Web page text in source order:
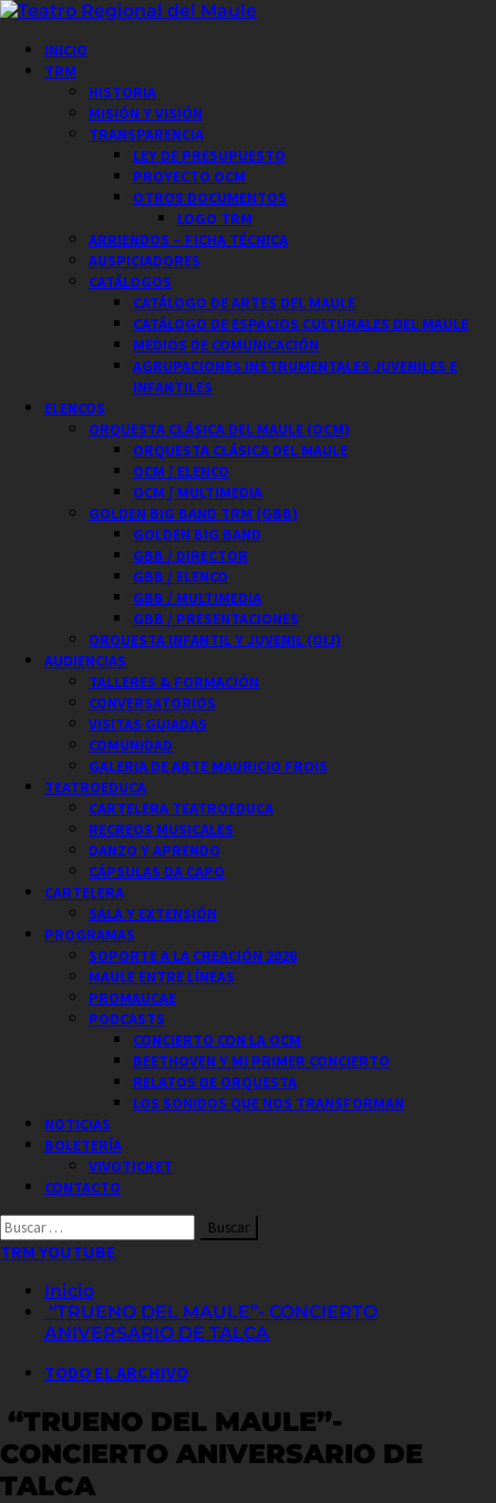
Saltar
contenido
Menú
principal
INICIO
TRM
HISTORIA
MISIÓN Y VISIÓN
TRANSPARENCIA
LEY DE PRESUPUESTO
PROYECTO OCM
OTROS DOCUMENTOS
LOGO TRM
ARRIENDOS – FICHA TÉCNICA
AUSPICIADORES
CATÁLOGOS
CATÁLOGO DE ARTES DEL MAULE
CATÁLOGO DE ESPACIOS CULTURALES DEL MAULE
MEDIOS DE COMUNICACIÓN
AGRUPACIONES INSTRUMENTALES JUVENILES E
INFANTILES
ELENCOS
ORQUESTA CLÁSICA DEL MAULE (OCM)
ORQUESTA CLÁSICA DEL MAULE
OCM / ELENCO
OCM / MULTIMEDIA
GOLDEN BIG BAND TRM (GBB)
GOLDEN BIG BAND
GBB / DIRECTOR
GBB / ELENCO
GBB / MULTIMEDIA
GBB / PRESENTACIONES
ORQUESTA INFANTIL Y JUVENIL (OIJ)
AUDIENCIAS
TALLERES & FORMACIÓN
CONVERSATORIOS
VISITAS GUIADAS
COMUNIDAD
GALERIA DE ARTE MAURICIO FROIS
TEATROEDUCA
CARTELERA TEATROEDUCA
RECREOS MUSICALES
DANZO Y APRENDO
CÁPSULAS DA CAPO
CARTELERA
SALA Y EXTENSIÓN
PROGRAMAS
SOPORTE A LA CREACIÓN 2026
MAULE ENTRE LÍNEAS
PROMAUCAE
PODCASTS
CONCIERTO CON LA OCM
BEETHOVEN Y MI PRIMER CONCIERTO
RELATOS DE ORQUESTA
LOS SONIDOS QUE NOS TRANSFORMAN
NOTICIAS
BOLETERÍA
VIVOTICKET
CONTACTO
Buscar
por:
TRM YOUTUBE
Inicio
“TRUENO DEL MAULE”- CONCIERTO
ANIVERSARIO DE TALCA
TODO EL ARCHIVO
“TRUENO DEL MAULE”-
CONCIERTO ANIVERSARIO DE
TALCA